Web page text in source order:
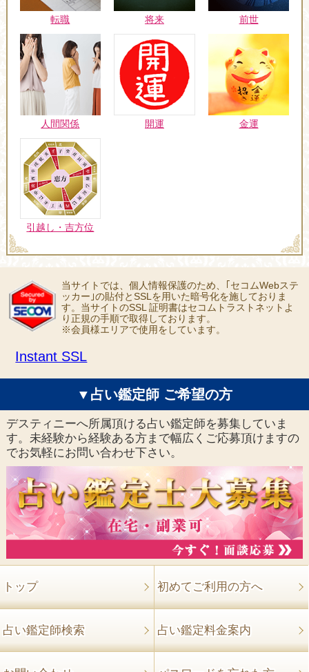
転職 将来 前世
人間関係 開運 金運
引越し・吉方位
当サイトでは、個人情報保護のため、｢セコムWebステ
ッカー｣の貼付とSSLを用いた暗号化を施しておりま
す。当サイトのSSL 証明書はセコムトラストネットよ
り正規の手順で取得しております。
※会員様エリアで使用をしています。
Instant SSL
▼占い鑑定師 ご希望の方
デスティニーへ所属頂ける占い鑑定師を募集していま
す。未経験から経験ある方まで幅広くご応募頂けますの
でお気軽にお問い合わせ下さい。
トップ 初めてご利用の方へ
占い鑑定師検索 占い鑑定料金案内